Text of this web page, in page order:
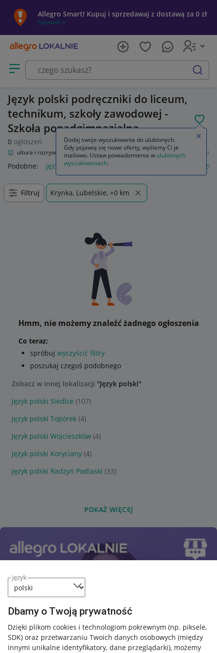
język
Dbamy o Twoją prywatność
Dzięki plikom cookies i technologiom pokrewnym (np. piksele,
SDK) oraz przetwarzaniu Twoich danych osobowych (między
innymi unikalne identyfikatory, dane przeglądarki), możemy
Allegro Smart! Kupuj i sprzedawaj z dostawą za 0 zł
Sprawdź »
Otwórz menu z kategoriami
szukaj
Język polski podręczniki do liceum,
technikum, szkoły zawodowej -
Szkoła ponadgimnazjalna
0 ogłoszeń
Kultura i rozrywka Podręczniki szkolne Szkoła średnia Język polski
Podobne: język polski zeszyt język polski język polski 1
Filtruj Krynka, Lubelskie, +0 km
Hmm, nie możemy znaleźć żadnego ogłoszenia
Co teraz:
spróbuj wyczyścić filtry
poszukaj czegoś podobnego
Zobacz w innej lokalizacji "Język polski"
Język polski Siedlce (107)
Język polski Topórek (4)
Język polski Wojcieszków (4)
Język polski Koryciany (4)
Język polski Radzyń Podlaski (33)
POKAŻ WIĘCEJ
Dodaj swoje wyszukiwania do ulubionych.
Gdy pojawią się nowe oferty, wyślemy Ci je
mailowo. Ustaw powiadomienia w ulubionych
wyszukiwaniach.